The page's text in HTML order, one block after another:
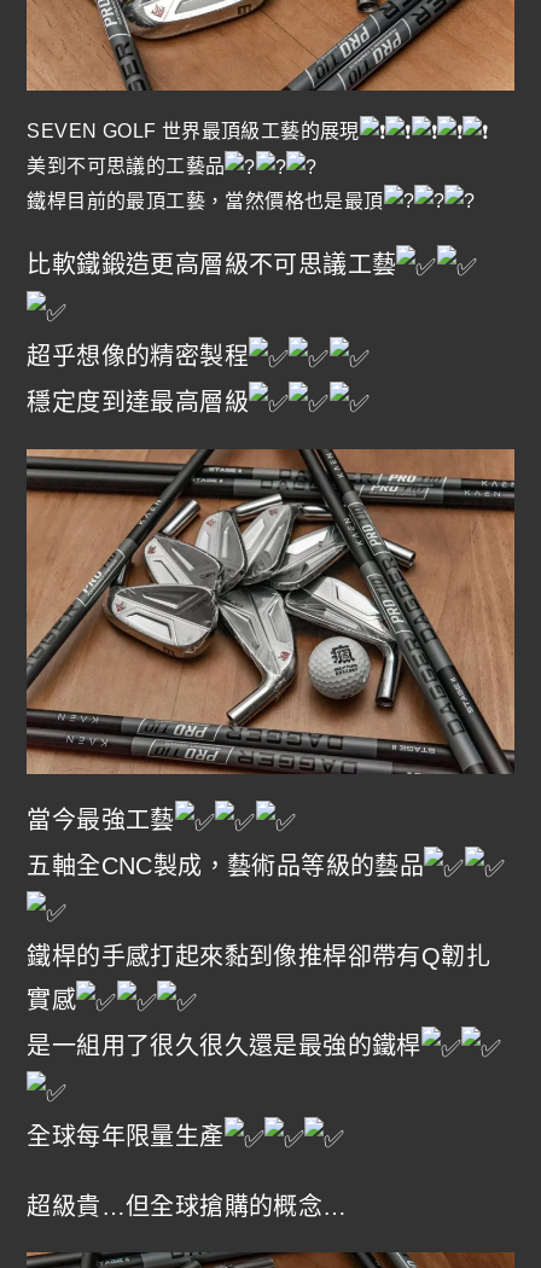
SEVEN GOLF 世界最頂級工藝的展現
美到不可思議的工藝品
鐵桿目前的最頂工藝，當然價格也是最頂
比軟鐵鍛造更高層級不可思議工藝
超乎想像的精密製程
穩定度到達最高層級
當今最強工藝
五軸全CNC製成，藝術品等級的藝品
鐵桿的手感打起來黏到像推桿卻帶有Q韌扎
實感
是一組用了很久很久還是最強的鐵桿
全球每年限量生產
超級貴…但全球搶購的概念…